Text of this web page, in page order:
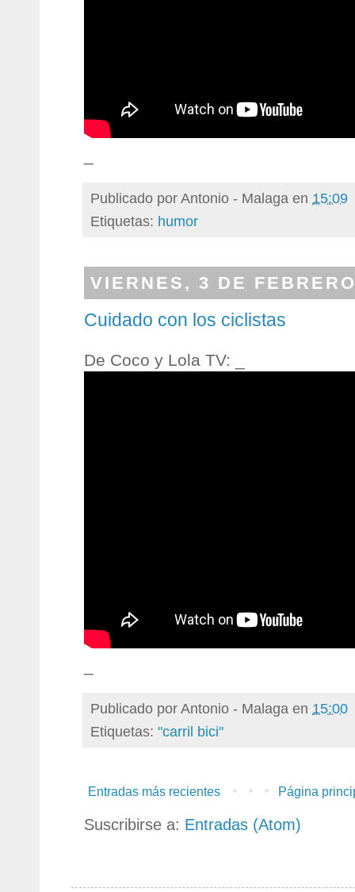
Publicado porAntonio - Malaga en 15:09
Etiquetas: humor
VIERNES, 3 DE
Cuidado con los ciclistas
De Coco y Lola TV: _
Publicado porAntonio - Malaga en 15:00
Etiquetas: "carril bici"
Entradas más recientes Página
Suscribirse a: Entradas (Atom)